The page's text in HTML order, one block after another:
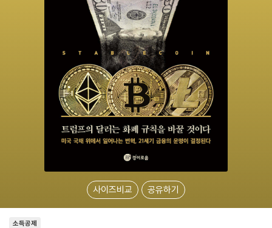
사이즈비교 공유하기
소득공제